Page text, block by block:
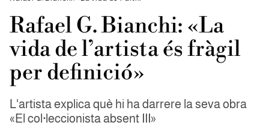
Rafael G. Bianchi: «La
vida de l’artista és fràgil
per definició»
L'artista explica què hi ha darrere la seva obra
«El col·leccionista absent III»